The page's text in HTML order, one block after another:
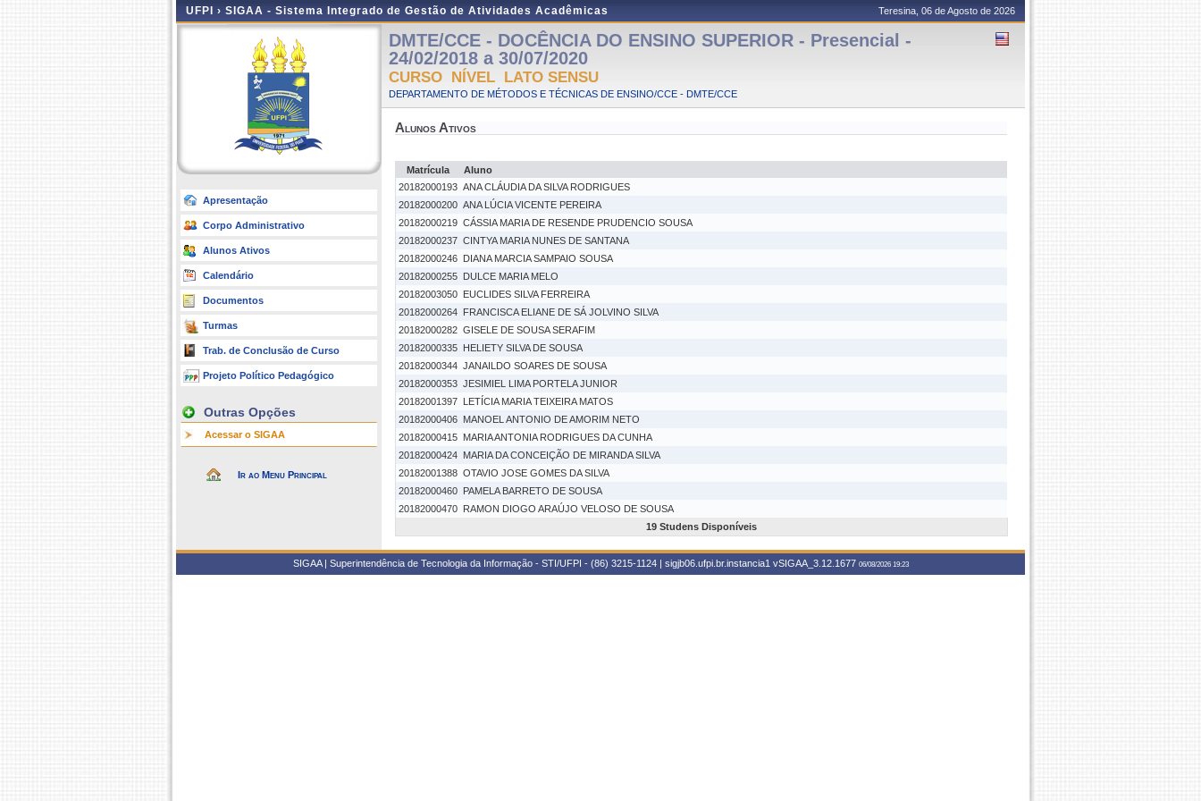
UFPI › SIGAA - Sistema Integrado de Gestão de Atividades Acadêmicas Teresina, 06 de Agosto de 2026
Apresentação
Corpo Administrativo
Alunos Ativos
Calendário
Documentos
Turmas
Trab. de Conclusão de Curso
Projeto Político Pedagógico
Outras Opções
Acessar o SIGAA
Ir ao Menu Principal
DMTE/CCE - DOCÊNCIA DO ENSINO SUPERIOR - Presencial -
24/02/2018 a 30/07/2020
CURSO NÍVEL LATO SENSU
DEPARTAMENTO DE MÉTODOS E TÉCNICAS DE ENSINO/CCE - DMTE/CCE
Alunos Ativos
Matrícula
Aluno
20182000193 ANA CLÁUDIA DA SILVA RODRIGUES
20182000200 ANA LÚCIA VICENTE PEREIRA
20182000219 CÁSSIA MARIA DE RESENDE PRUDENCIO SOUSA
20182000237 CINTYA MARIA NUNES DE SANTANA
20182000246 DIANA MARCIA SAMPAIO SOUSA
20182000255 DULCE MARIA MELO
20182003050 EUCLIDES SILVA FERREIRA
20182000264 FRANCISCA ELIANE DE SÁ JOLVINO SILVA
20182000282 GISELE DE SOUSA SERAFIM
20182000335 HELIETY SILVA DE SOUSA
20182000344 JANAILDO SOARES DE SOUSA
20182000353 JESIMIEL LIMA PORTELA JUNIOR
20182001397 LETÍCIA MARIA TEIXEIRA MATOS
20182000406 MANOEL ANTONIO DE AMORIM NETO
20182000415 MARIA ANTONIA RODRIGUES DA CUNHA
20182000424 MARIA DA CONCEIÇÃO DE MIRANDA SILVA
20182001388 OTAVIO JOSE GOMES DA SILVA
20182000460 PAMELA BARRETO DE SOUSA
20182000470 RAMON DIOGO ARAÚJO VELOSO DE SOUSA
19 Studens Disponíveis
SIGAA | Superintendência de Tecnologia da Informação - STI/UFPI - (86) 3215-1124 | sigjb06.ufpi.br.instancia1 vSIGAA_3.12.1677 06/08/2026 19:23